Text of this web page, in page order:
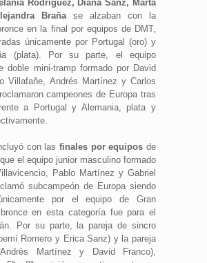
Rodríguez, Diana Sanz, Marta
Braña se alzaban con la
en la final por equipos de DMT,
únicamente por Portugal (oro) y
(plata). Por su parte, el equipo
doble mini-tramp formado por David
Villafañe, Andrés Martínez y Carlos
campeones de Europa tras
a Portugal y Alemania, plata y
con las finales por equipos de
el equipo junior masculino formado
Pablo Martínez y Gabriel
subcampeón de Europa siendo
por el equipo de Gran
en esta categoría fue para el
Por su parte, la pareja de sincro
Romero y Erica Sanz) y la pareja
Martínez y David Franco),